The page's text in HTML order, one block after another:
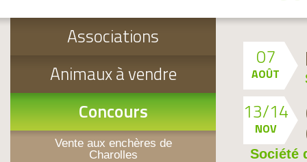
Associations
Animaux à vendre
Concours
Vente aux enchères de
Charolles
07
AOÛT
13/14
NOV
Société